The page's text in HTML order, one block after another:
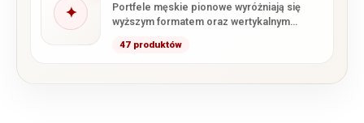
✦
Portfele męskie pionowe wyróżniają się
wyższym formatem oraz wertykalnym
znajdują…
47 produktów